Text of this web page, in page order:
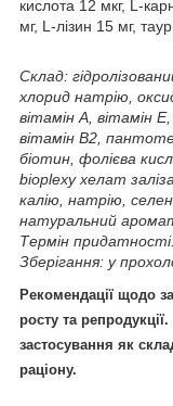
кислота 12 мкг, L-
мг, L-лізин 15 мг,
Склад:
хлорид натрію,
вітамін А, вітамін
вітамін B2,
біотин, фолієва
bioplexy хелат
калію, натрію,
натуральний
Термін
Зберігання: у
Рекомендації щодо
росту та
застосування як
раціону.